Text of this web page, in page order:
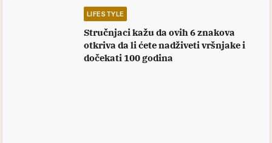
LIFESTYLE
Stručnjaci kažu da ovih 6 znakova
otkriva da li ćete nadživeti vršnjake i
dočekati 100 godina